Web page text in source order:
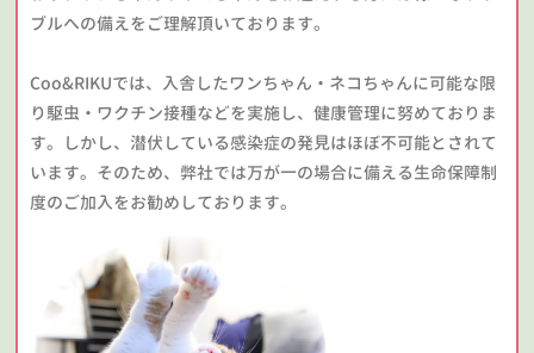
ブルへの備えをご理解頂いております。
Coo&RIKUでは、入舎したワンちゃん・ネコちゃんに可能な限
り駆虫・ワクチン接種などを実施し、健康管理に努めておりま
す。しかし、潜伏している感染症の発見はほぼ不可能とされて
います。そのため、弊社では万が一の場合に備える生命保障制
度のご加入をお勧めしております。